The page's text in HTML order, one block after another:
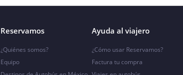
Reservamos
¿Quiénes somos?
Equipo
Ayuda al viajero
¿Cómo usar Reservamos?
Factura tu compra